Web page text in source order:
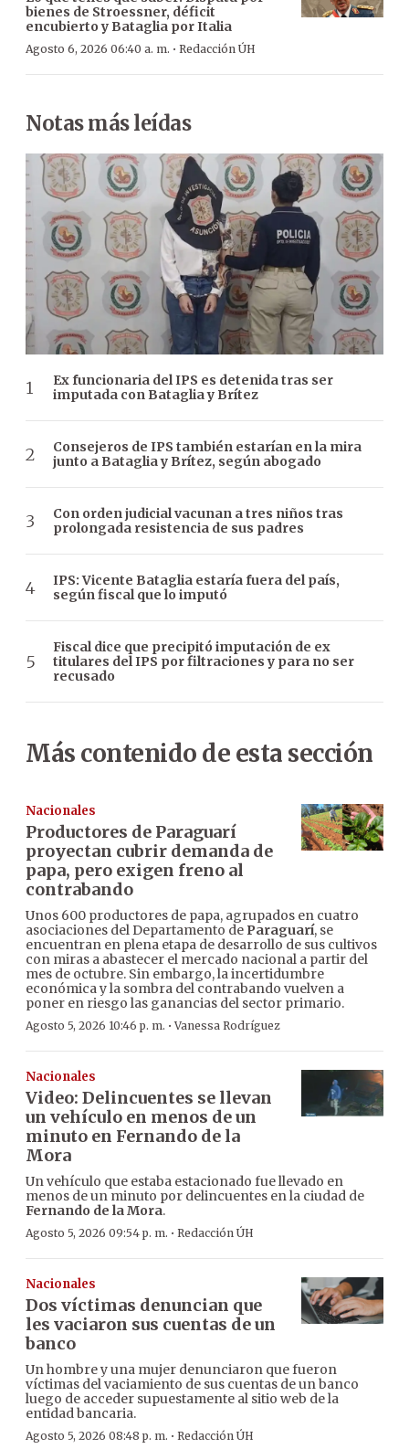
bienes de Stroessner, déficit
encubierto y Bataglia por Italia
Agosto 6, 2026 06:40 a. m. · Redacción ÚH
Notas más leídas
Ex funcionaria del IPS es detenida tras ser
imputada con Bataglia y Brítez
Consejeros de IPS también estarían en la mira
junto a Bataglia y Brítez, según abogado
Con orden judicial vacunan a tres niños tras
prolongada resistencia de sus padres
IPS: Vicente Bataglia estaría fuera del país,
según fiscal que lo imputó
Fiscal dice que precipitó imputación de ex
titulares del IPS por filtraciones y para no ser
recusado
Más contenido de esta sección
Nacionales
Productores de Paraguarí
proyectan cubrir demanda de
papa, pero exigen freno al
contrabando
Unos 600 productores de papa, agrupados en cuatro
asociaciones del Departamento de Paraguarí, se
encuentran en plena etapa de desarrollo de sus cultivos
con miras a abastecer el mercado nacional a partir del
mes de octubre. Sin embargo, la incertidumbre
económica y la sombra del contrabando vuelven a
poner en riesgo las ganancias del sector primario.
Agosto 5, 2026 10:46 p. m. ·Vanessa Rodríguez
Nacionales
Video: Delincuentes se llevan
un vehículo en menos de un
minuto en Fernando de la
Mora
Un vehículo que estaba estacionado fue llevado en
menos de un minuto por delincuentes en la ciudad de
Fernando de la Mora.
Agosto 5, 2026 09:54 p. m. · Redacción ÚH
Nacionales
Dos víctimas denuncian que
les vaciaron sus cuentas de un
banco
Un hombre y una mujer denunciaron que fueron
víctimas del vaciamiento de sus cuentas de un banco
luego de acceder supuestamente al sitio web de la
entidad bancaria.
Agosto 5, 2026 08:48 p. m. · Redacción ÚH